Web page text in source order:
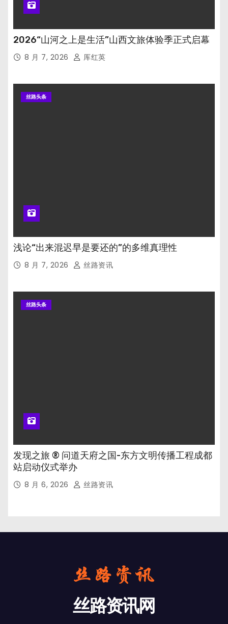
2026“山河之上是生活”山西文旅体验季正式启幕
8 月 7, 2026 厍红英
丝路头条
浅论“出来混迟早是要还的”的多维真理性
8 月 7, 2026 丝路资讯
丝路头条
发现之旅 ® 问道天府之国-东方文明传播工程成都
站启动仪式举办
8 月 6, 2026 丝路资讯
丝路资讯网